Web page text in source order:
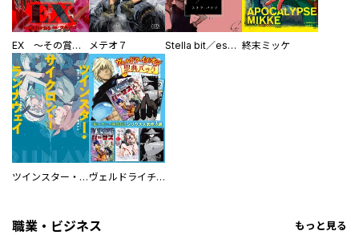
EX ～その賞金稼ぎは、世界の出口を探す～【単行本版】 メテオ７ Stella bit／es【単話版】 終末ミッケ
ツインスター・サイクロン・ランナウェイ ヴェルドライチオシ聖典パック 『転スラ』ミニ画集付き シリウス人気作３選
職業・ビジネス もっと見る